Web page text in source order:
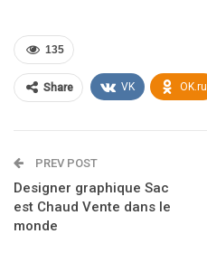
135
Share VK OK.ru
PREV POST
Designer graphique Sac
est Chaud Vente dans le
monde